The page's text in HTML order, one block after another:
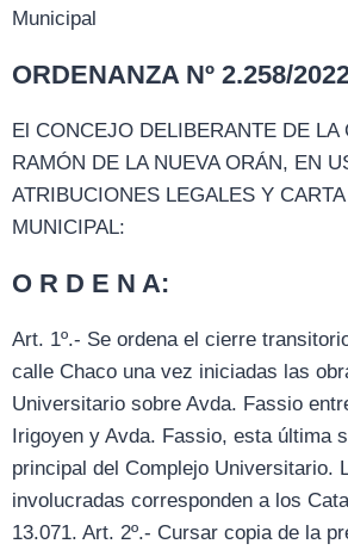
Municipal
ORDENANZA Nº 2.258/
El CONCEJO DELIBERANTE DE LA
RAMÓN DE LA NUEVA ORÁN, EN
ATRIBUCIONES LEGALES Y
MUNICIPAL:
O R D E N A:
Art. 1º.- Se ordena el cierre
calle Chaco una vez iniciadas las
Universitario sobre Avda. Fassio
Irigoyen y Avda. Fassio, esta última
principal del Complejo Universitario.
involucradas corresponden a los
13.071. Art. 2º.- Cursar copia de la